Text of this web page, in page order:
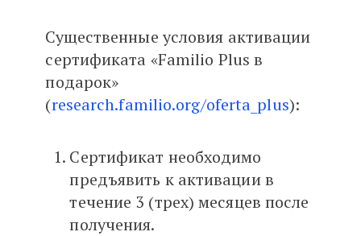
Существенные условия активации
сертификата «Familio Plus в
подарок»
(research.familio.org/oferta_plus):
Сертификат необходимо
предъявить к активации в
течение 3 (трех) месяцев после
получения.